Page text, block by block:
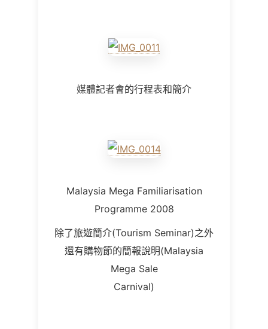
媒體記者會的行程表和簡介
Malaysia Mega Familiarisation
Programme 2008
除了旅遊簡介(Tourism Seminar)之外
還有購物節的簡報說明(Malaysia
Mega Sale
Carnival)